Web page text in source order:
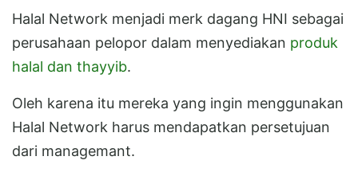
Halal Network menjadi merk dagang HNI sebagai
perusahaan pelopor dalam menyediakan produk
halal dan thayyib.
Oleh karena itu mereka yang ingin menggunakan
Halal Network harus mendapatkan persetujuan
dari managemant.